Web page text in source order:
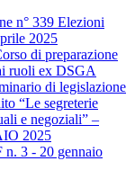
n° 339 Elezioni
2025
di preparazione
ruoli ex DSGA
di legislazione
“Le segreterie
e negoziali” –
2025
n. 3 - 20 gennaio